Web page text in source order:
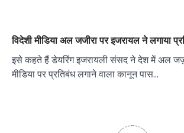
विदेशी मीडिया अल जजीरा पर इजरायल ने लगाया
इसे कहते हैं डेयरिंग इजरायली संसद ने देश में अल
मीडिया पर प्रतिबंध लगाने वाला कानून पास…